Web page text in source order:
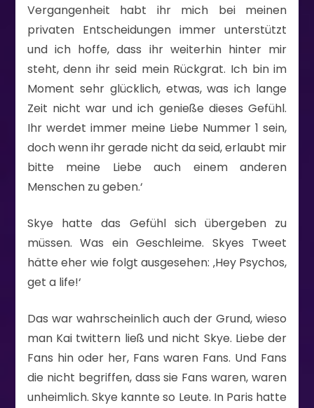
Vergangenheit habt ihr mich bei meinen
privaten Entscheidungen immer unterstützt
und ich hoffe, dass ihr weiterhin hinter mir
steht, denn ihr seid mein Rückgrat. Ich bin im
Moment sehr glücklich, etwas, was ich lange
Zeit nicht war und ich genieße dieses Gefühl.
Ihr werdet immer meine Liebe Nummer 1 sein,
doch wenn ihr gerade nicht da seid, erlaubt mir
bitte meine Liebe auch einem anderen
Menschen zu geben.‘
Skye hatte das Gefühl sich übergeben zu
müssen. Was ein Geschleime. Skyes Tweet
hätte eher wie folgt ausgesehen: ‚Hey Psychos,
get a life!‘
Das war wahrscheinlich auch der Grund, wieso
man Kai twittern ließ und nicht Skye. Liebe der
Fans hin oder her, Fans waren Fans. Und Fans
die nicht begriffen, dass sie Fans waren, waren
unheimlich. Skye kannte so Leute. In Paris hatte